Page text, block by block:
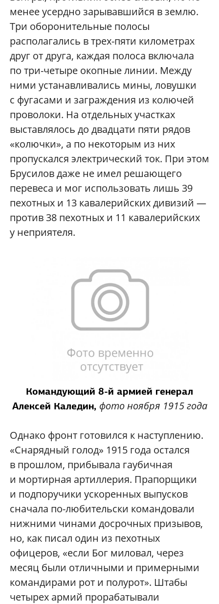
менее усердно зарывавшийся в землю.
Три оборонительные полосы
располагались в трех-пяти километрах
друг от друга, каждая полоса включала
по три-четыре окопные линии. Между
ними устанавливались мины, ловушки
с фугасами и заграждения из колючей
проволоки. На отдельных участках
выставлялось до двадцати пяти рядов
«колючки», а по некоторым из них
пропускался электрический ток. При этом
Брусилов даже не имел решающего
перевеса и мог использовать лишь 39
пехотных и 13 кавалерийских дивизий —
против 38 пехотных и 11 кавалерийских
у неприятеля.
Командующий 8-й армией генерал
Алексей Каледин, фото ноября 1915 года
Однако фронт готовился к наступлению.
«Снарядный голод» 1915 года остался
в прошлом, прибывала гаубичная
и мортирная артиллерия. Прапорщики
и подпоручики ускоренных выпусков
сначала по-любительски командовали
нижними чинами досрочных призывов,
но, как писал один из пехотных
офицеров, «если Бог миловал, через
месяц были отличными и примерными
командирами рот и полурот». Штабы
четырех армий прорабатывали